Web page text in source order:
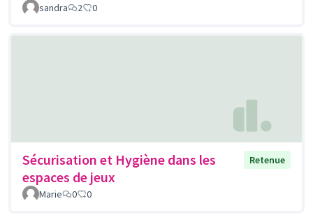
sandra
2 0
Sécurisation et Hygiène dans les
espaces de jeux
Retenue
Marie 0 0